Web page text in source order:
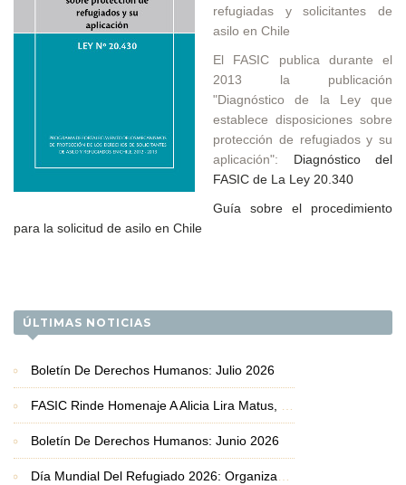
refugiadas y solicitantes de
asilo en Chile
El FASIC publica durante el
2013 la publicación
"Diagnóstico de la Ley que
establece disposiciones sobre
protección de refugiados y su
aplicación": Diagnóstico del
FASIC de La Ley 20.340
Guía sobre el procedimiento
para la solicitud de asilo en Chile
ÚLTIMAS NOTICIAS
Boletín De Derechos Humanos: Julio 2026
FASIC Rinde Homenaje A Alicia Lira Matus, Premio Nacional De Derechos Humanos 2026
Boletín De Derechos Humanos: Junio 2026
Día Mundial Del Refugiado 2026: Organizaciones Basadas En La Fe Exigen Protección Frente A La Crisis De Desplazamiento